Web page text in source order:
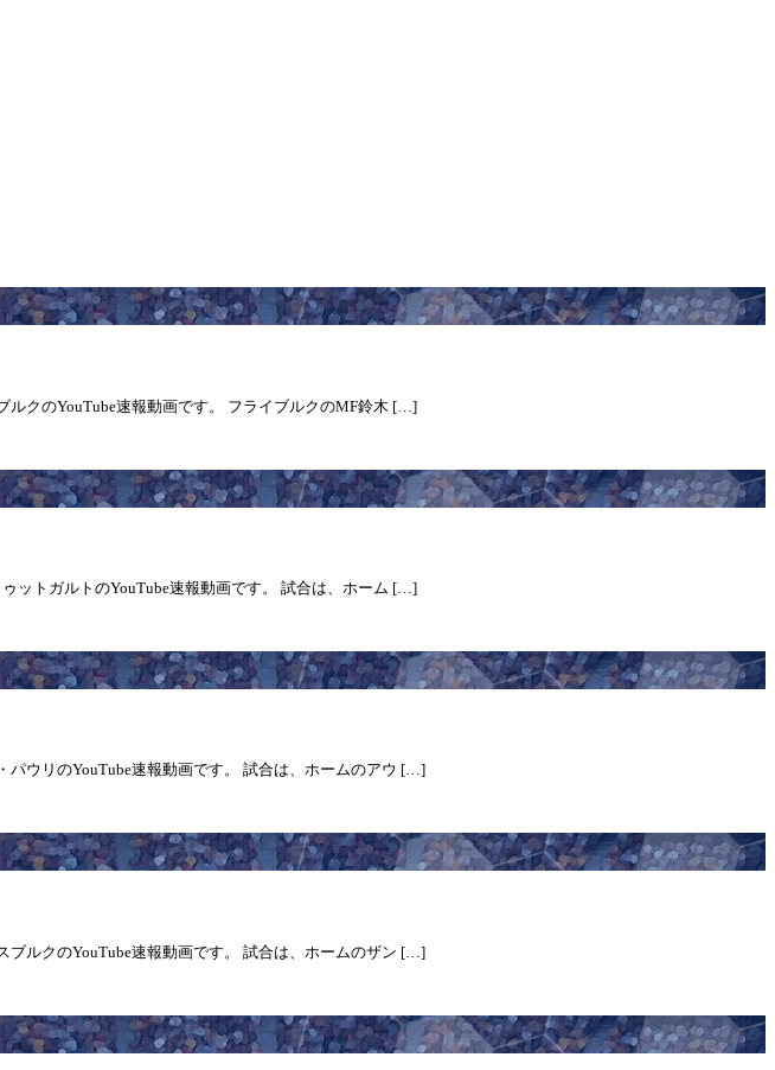
ルクのYouTube速報動画です。 フライブルクのMF鈴木 […]
ットガルトのYouTube速報動画です。 試合は、ホーム […]
パウリのYouTube速報動画です。 試合は、ホームのアウ […]
ブルクのYouTube速報動画です。 試合は、ホームのザン […]